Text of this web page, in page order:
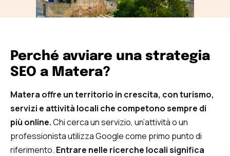
Perché avviare una strategia
SEO a Matera?
Matera offre un territorio in crescita, con turismo,
servizi e attività locali che competono sempre di
più online.Chi cerca un servizio, un’attività o un
professionista utilizza Google come primo punto di
riferimento. Entrare nelle ricerche locali significa